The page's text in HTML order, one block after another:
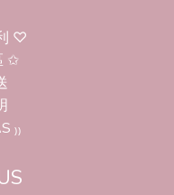
♡
✩
₎₎